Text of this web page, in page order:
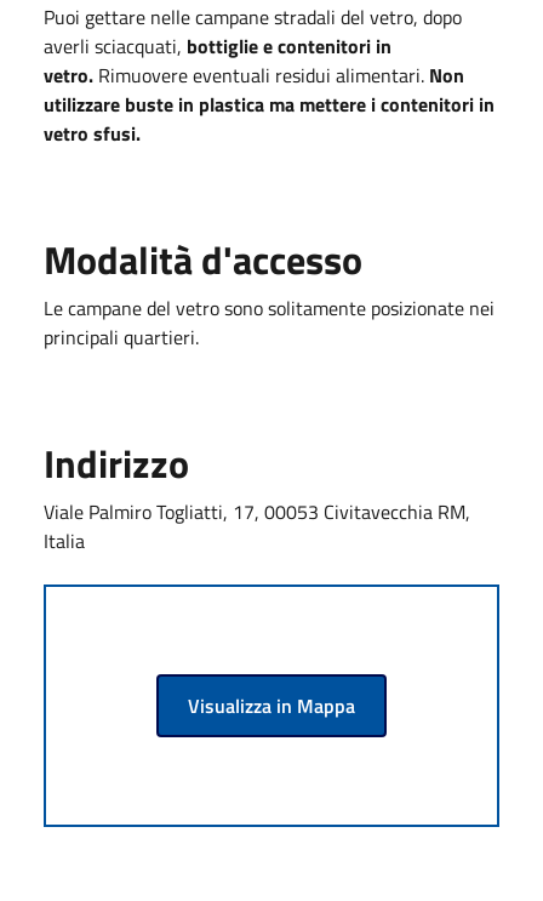
Puoi gettare nelle campane stradali del vetro, dopo
averli sciacquati, bottiglie e contenitori in
vetro. Rimuovere eventuali residui alimentari. Non
utilizzare buste in plastica ma mettere i contenitori in
vetro sfusi.
Modalità d'accesso
Le campane del vetro sono solitamente posizionate nei
principali quartieri.
Indirizzo
Viale Palmiro Togliatti, 17, 00053 Civitavecchia RM,
Italia
Visualizza in Mappa